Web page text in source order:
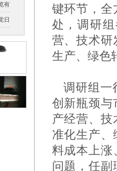
有
日
键环节，全
处，调研
营、技术研
生产、绿色
调研组一
创新瓶颈与
产经营、
准化生产
料成本上涨
问题，任